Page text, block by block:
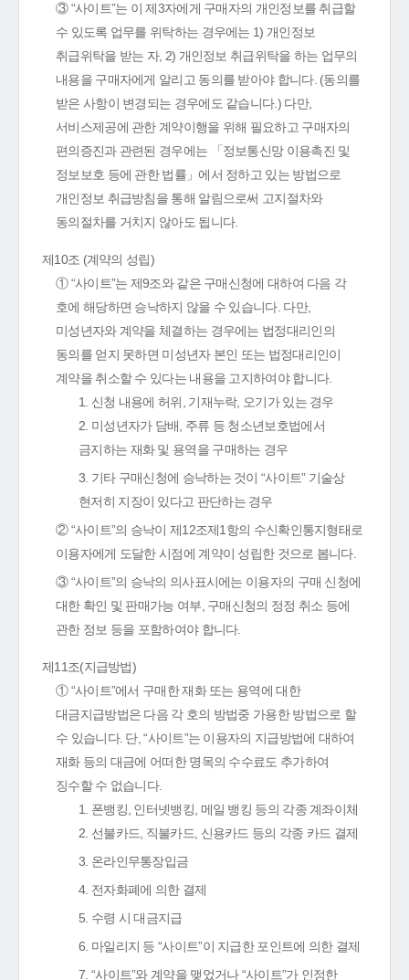
③ “사이트”는 이 제3자에게 구매자의 개인정보를 취급할
수 있도록 업무를 위탁하는 경우에는 1) 개인정보
취급위탁을 받는 자, 2) 개인정보 취급위탁을 하는 업무의
내용을 구매자에게 알리고 동의를 받아야 합니다. (동의를
받은 사항이 변경되는 경우에도 같습니다.) 다만,
서비스제공에 관한 계약이행을 위해 필요하고 구매자의
편의증진과 관련된 경우에는 「정보통신망 이용촉진 및
정보보호 등에 관한 법률」에서 정하고 있는 방법으로
개인정보 취급방침을 통해 알림으로써 고지절차와
동의절차를 거치지 않아도 됩니다.
제10조 (계약의 성립)
① “사이트”는 제9조와 같은 구매신청에 대하여 다음 각
호에 해당하면 승낙하지 않을 수 있습니다. 다만,
미성년자와 계약을 체결하는 경우에는 법정대리인의
동의를 얻지 못하면 미성년자 본인 또는 법정대리인이
계약을 취소할 수 있다는 내용을 고지하여야 합니다.
1. 신청 내용에 허위, 기재누락, 오기가 있는 경우
2. 미성년자가 담배, 주류 등 청소년보호법에서
금지하는 재화 및 용역을 구매하는 경우
3. 기타 구매신청에 승낙하는 것이 “사이트” 기술상
현저히 지장이 있다고 판단하는 경우
② “사이트”의 승낙이 제12조제1항의 수신확인통지형태로
이용자에게 도달한 시점에 계약이 성립한 것으로 봅니다.
③ “사이트”의 승낙의 의사표시에는 이용자의 구매 신청에
대한 확인 및 판매가능 여부, 구매신청의 정정 취소 등에
관한 정보 등을 포함하여야 합니다.
제11조(지급방법)
① “사이트”에서 구매한 재화 또는 용역에 대한
대금지급방법은 다음 각 호의 방법중 가용한 방법으로 할
수 있습니다. 단, “사이트”는 이용자의 지급방법에 대하여
재화 등의 대금에 어떠한 명목의 수수료도 추가하여
징수할 수 없습니다.
1. 폰뱅킹, 인터넷뱅킹, 메일 뱅킹 등의 각종 계좌이체
2. 선불카드, 직불카드, 신용카드 등의 각종 카드 결제
3. 온라인무통장입금
4. 전자화폐에 의한 결제
5. 수령 시 대금지급
6. 마일리지 등 “사이트”이 지급한 포인트에 의한 결제
7. “사이트”와 계약을 맺었거나 “사이트”가 인정한